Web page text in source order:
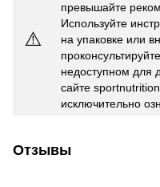
⚠️
превышайте
Используйте
на упаковке или
недоступном для
сайте
исключительно
Отзывы